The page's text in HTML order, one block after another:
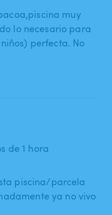
muy
lo necesario para
perfecta. No
de 1 hora
piscina/parcela
ya no vivo